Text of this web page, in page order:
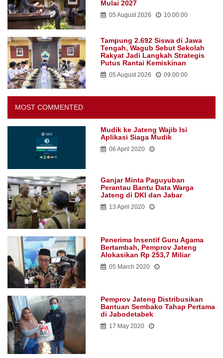
Mulai 2027
05 August 2026 10:00:00
Tampung 2.692 Siswa di Jawa
Tengah, Wagub Sebut Sekolah
Rakyat Jadi Langkah Strategis
Putus Rantai Kemiskinan
05 August 2026 09:00:00
MOST COMMENTED
Mudik ke Jateng Wajib Isi
Aplikasi Siaga Mudik
06 April 2020
Ganjar Minta Paguyuban
Perantau Bantu Data Warga
Jateng di DKI dan Jabar
13 April 2020
Penerima Insentif Guru Agama
Bertambah, Pemprov Jateng
Alokasikan Rp 253,7 Miliar
05 March 2020
Pemprov Jateng Distribusikan
Bantuan Sembako Tahap Pertama
di Jabodetabek
17 May 2020